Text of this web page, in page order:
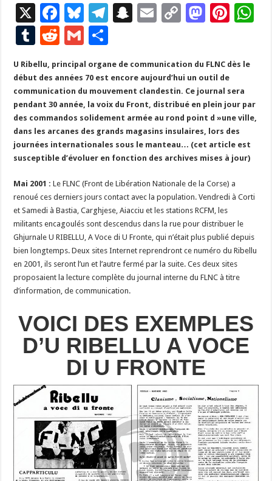
X
F
ac
e
b
o
o
k
Bl
u
es
ky
T
gr
a
m
S
p
c
h
at
E
l
C
y
Li
n
k
M
d
o
n
Pi
es
t
p
T
u
m
bl
r
R
e
d
di
t
G
m
ai
l
ar
ta
g
er
U Ribellu, principal organe de communication du FLNC dès le
début des années 70 est encore aujourd’hui un outil de
communication du mouvement clandestin. Ce journal sera
pendant 30 année, la voix du Front, distribué en plein jour par
des commandos solidement armée au rond point d »une ville,
dans les arcanes des grands magasins insulaires, lors des
journées internationales sous le manteau… (cet article est
susceptible d’évoluer en fonction des archives mises à jour)
Mai 2001 : Le FLNC (Front de Libération Nationale de la Corse) a
renoué ces derniers jours contact avec la population. Vendredi à Corti
et Samedi à Bastia, Carghjese, Aiacciu et les stations RCFM, les
militants encagoulés sont descendus dans la rue pour distribuer le
Ghjurnale U RIBELLU, A Voce di U Fronte, qui n’était plus publié depuis
bien longtemps. Deux sites Internet reprendront ce numéro du Ribellu
en 2001, ils seront l’un et l’autre fermé par la suite. Ces deux sites
proposaient la lecture complète du journal interne du FLNC à titre
d’information, de communication.
VOICI DES EXEMPLES
D’U RIBELLU A VOCE
DI U FRONTE